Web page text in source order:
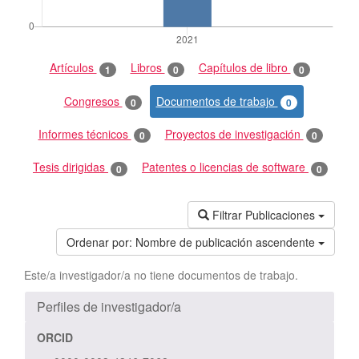
Artículos 1 Libros 0 Capítulos de libro 0
Congresos 0 Documentos de trabajo 0
Informes técnicos 0 Proyectos de investigación 0
Tesis dirigidas 0 Patentes o licencias de software 0
Filtrar Publicaciones
Ordenar por: Nombre de publicación ascendente
Este/a investigador/a no tiene documentos de trabajo.
Perfiles de investigador/a
ORCID